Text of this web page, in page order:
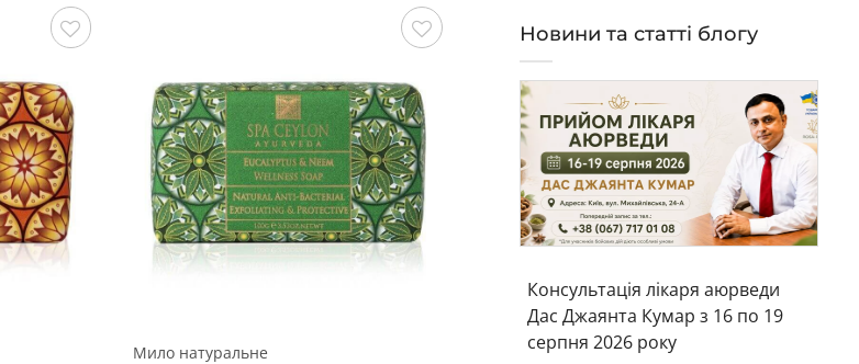
Новини та статті блогу
Консультація лікаря аюрведи
Дас Джаянта Кумар з 16 по 19
серпня 2026 року
Мило натуральне Мило натуральне